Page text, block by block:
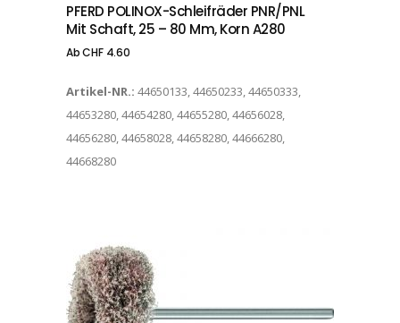
PFERD POLINOX-Schleifräder PNR/PNL
Mit Schaft, 25 – 80 Mm, Korn A280
AbCHF4.60
Artikel-NR.: 44650133, 44650233, 44650333,
44653280, 44654280, 44655280, 44656028,
44656280, 44658028, 44658280, 44666280,
44668280